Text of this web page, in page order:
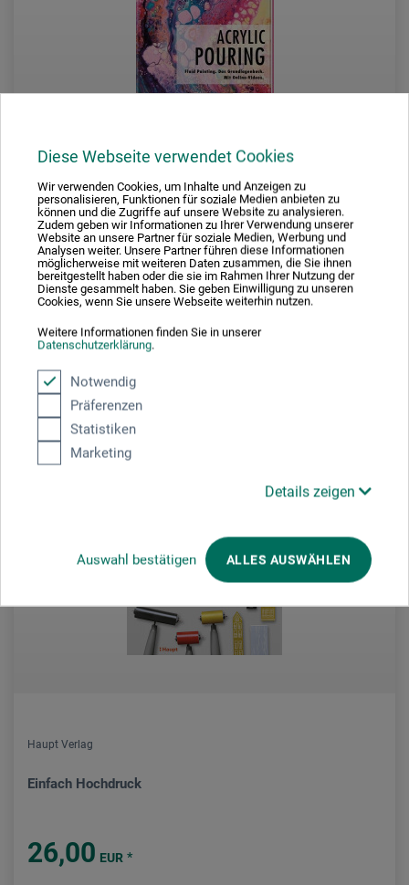
Diese Webseite verwendet Cookies
Wir verwenden Cookies, um Inhalte und Anzeigen zu
personalisieren, Funktionen für soziale Medien anbieten zu
können und die Zugriffe auf unsere Website zu analysieren.
Zudem geben wir Informationen zu Ihrer Verwendung unserer
Website an unsere Partner für soziale Medien, Werbung und
Analysen weiter. Unsere Partner führen diese Informationen
möglicherweise mit weiteren Daten zusammen, die Sie ihnen
bereitgestellt haben oder die sie im Rahmen Ihrer Nutzung der
Dienste gesammelt haben. Sie geben Einwilligung zu unseren
Cookies, wenn Sie unsere Webseite weiterhin nutzen.
Weitere Informationen finden Sie in unserer
Datenschutzerklärung.
Notwendig
Präferenzen
Statistiken
Marketing
Details zeigen
Auswahl bestätigen ALLES AUSWÄHLEN
frechverlag
Acrylic Pouring
22,00 EUR *
zzgl. Versandkosten
Haupt Verlag
Einfach Hochdruck
26,00 EUR *